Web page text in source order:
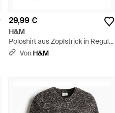
29,99 €
H&M
Poloshirt aus Zopfstrick in Regular
Fit - Natur
Von H&M